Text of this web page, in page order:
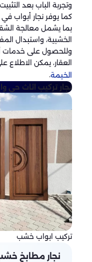
وتجربة الباب بعد
كما يوفر نجار أبواب
بما يشمل معالجة
الخشبية، واستبدال
وللحصول على خدمات
العقار، يمكن
الخيمة.
نجار تركيب اثاث حي
تركيب ابواب خشب
نجار مطابخ